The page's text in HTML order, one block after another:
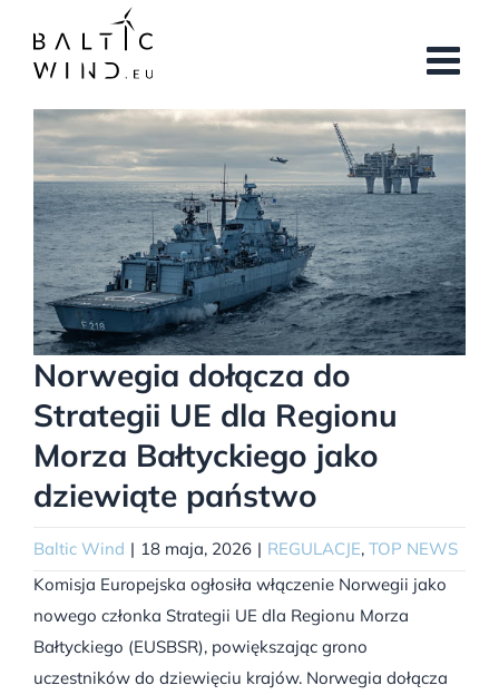
zawartości
Pokaż
większy
obrazek
Norwegia dołącza do
Strategii UE dla Regionu
Morza Bałtyckiego jako
dziewiąte państwo
Baltic Wind | 18 maja, 2026 | REGULACJE, TOP NEWS
Komisja Europejska ogłosiła włączenie Norwegii jako
nowego członka Strategii UE dla Regionu Morza
Bałtyckiego (EUSBSR), powiększając grono
uczestników do dziewięciu krajów. Norwegia dołącza